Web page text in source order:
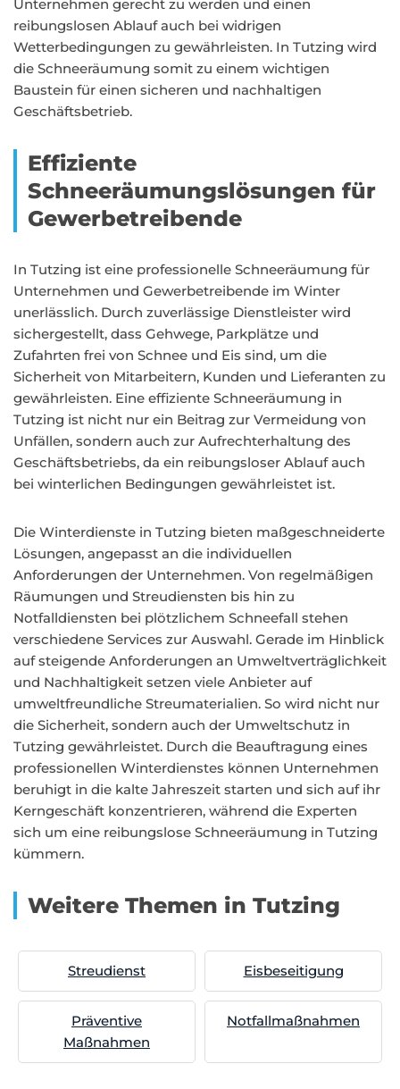
Unternehmen gerecht zu werden und einen
reibungslosen Ablauf auch bei widrigen
Wetterbedingungen zu gewährleisten. In Tutzing wird
die Schneeräumung somit zu einem wichtigen
Baustein für einen sicheren und nachhaltigen
Geschäftsbetrieb.
Effiziente
Schneeräumungslösungen für
Gewerbetreibende
In Tutzing ist eine professionelle Schneeräumung für
Unternehmen und Gewerbetreibende im Winter
unerlässlich. Durch zuverlässige Dienstleister wird
sichergestellt, dass Gehwege, Parkplätze und
Zufahrten frei von Schnee und Eis sind, um die
Sicherheit von Mitarbeitern, Kunden und Lieferanten zu
gewährleisten. Eine effiziente Schneeräumung in
Tutzing ist nicht nur ein Beitrag zur Vermeidung von
Unfällen, sondern auch zur Aufrechterhaltung des
Geschäftsbetriebs, da ein reibungsloser Ablauf auch
bei winterlichen Bedingungen gewährleistet ist.
Die Winterdienste in Tutzing bieten maßgeschneiderte
Lösungen, angepasst an die individuellen
Anforderungen der Unternehmen. Von regelmäßigen
Räumungen und Streudiensten bis hin zu
Notfalldiensten bei plötzlichem Schneefall stehen
verschiedene Services zur Auswahl. Gerade im Hinblick
auf steigende Anforderungen an Umweltverträglichkeit
und Nachhaltigkeit setzen viele Anbieter auf
umweltfreundliche Streumaterialien. So wird nicht nur
die Sicherheit, sondern auch der Umweltschutz in
Tutzing gewährleistet. Durch die Beauftragung eines
professionellen Winterdienstes können Unternehmen
beruhigt in die kalte Jahreszeit starten und sich auf ihr
Kerngeschäft konzentrieren, während die Experten
sich um eine reibungslose Schneeräumung in Tutzing
kümmern.
Weitere Themen in Tutzing
Streudienst Eisbeseitigung
Präventive
Maßnahmen
Notfallmaßnahmen